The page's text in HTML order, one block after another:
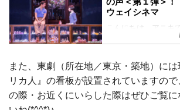
ますね！
ウェイシネマ
こんにちは、アニキ
キ・ブログは、『パ
方々の感想をご紹介
また、東劇（所在地／東京・築地）に
リカ人』の看板が設置されていますの
の際・お近くにいらした際はぜひご覧に